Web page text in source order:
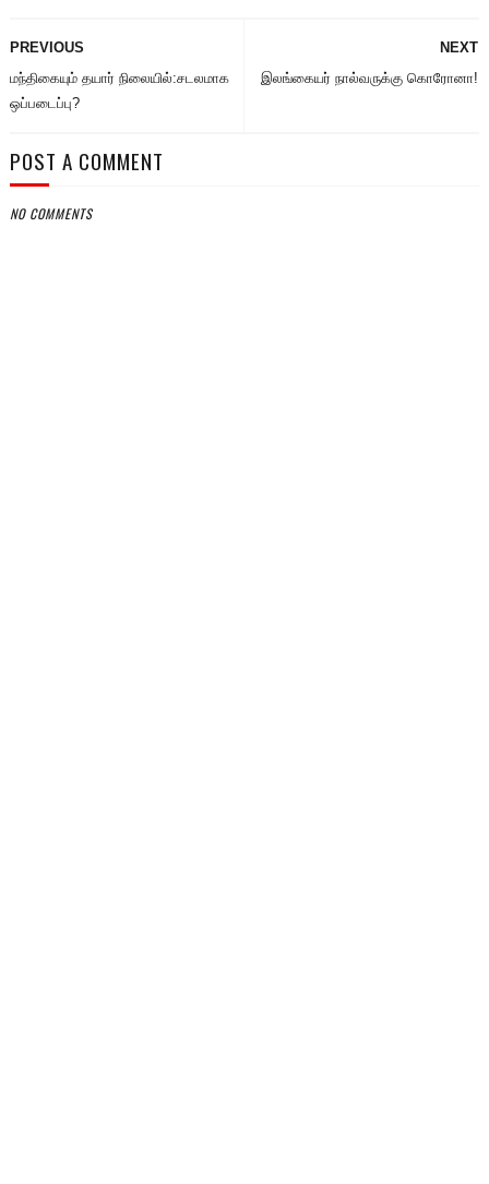
NEXT
இலங்கையர் நால்வருக்கு கொரோனா!
PREVIOUS
மந்திகையும் தயார் நிலையில்:சடலமாக
ஒப்படைப்பு?
POST A COMMENT
NO COMMENTS